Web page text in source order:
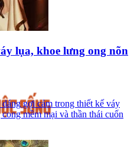
lụa, khoe lưng ong nõn
gợi cảm trong thiết kế váy
mềm mại và thần thái cuốn